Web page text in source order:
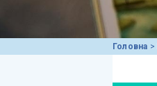
Головна >